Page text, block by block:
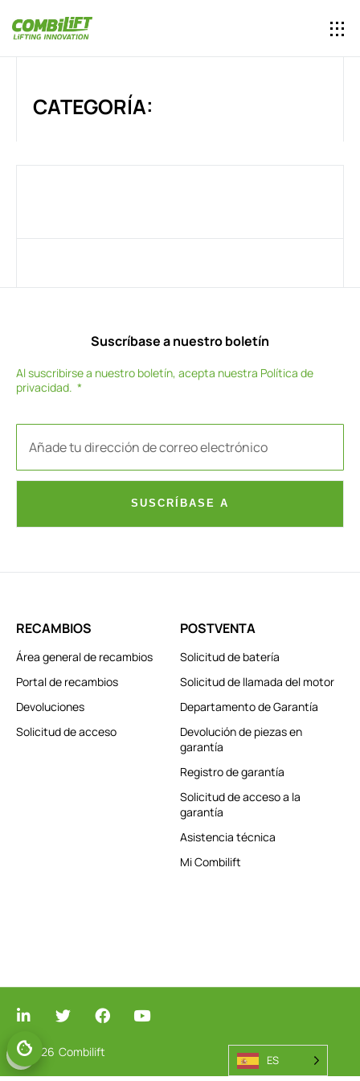
CATEGORÍA:
Suscríbase a nuestro boletín
Al suscribirse a nuestro boletín, acepta nuestra Política de
privacidad.
SUSCRÍBASE A
RECAMBIOS
Área general de recambios
Portal de recambios
Devoluciones
Solicitud de acceso
POSTVENTA
Solicitud de batería
Solicitud de llamada del motor
Departamento de Garantía
Devolución de piezas en
garantía
Registro de garantía
Solicitud de acceso a la
garantía
Asistencia técnica
Mi Combilift
© 2026 Combilift
ES